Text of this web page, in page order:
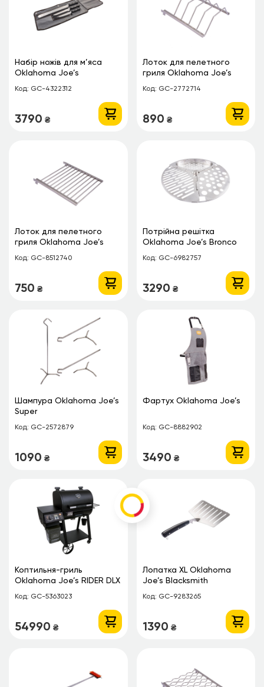
Набір ножів для м’яса
Oklahoma Joe’s
Код: GC-4322312
3790 ₴
Лоток для пелетного
гриля Oklahoma Joe’s
Код: GC-2772714
890 ₴
Лоток для пелетного
гриля Oklahoma Joe’s
Код: GC-8512740
750 ₴
Потрійна решітка
Oklahoma Joe’s Bronco
Код: GC-6982757
3290 ₴
Шампура Oklahoma Joe’s
Super
Код: GC-2572879
1090 ₴
Фартух Oklahoma Joe’s
Код: GC-8882902
3490 ₴
Коптильня-гриль
Oklahoma Joe’s RIDER DLX
Код: GC-5363023
54990 ₴
Лопатка XL Oklahoma
Joe’s Blacksmith
Код: GC-9283265
1390 ₴